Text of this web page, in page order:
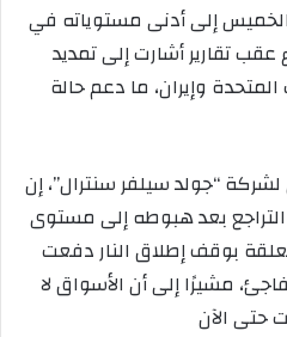
إلى أدنى مستوياته في
عقب تقارير أشارت إلى تمديد
وإيران، ما دعم حالة
لشركة “جولد سيلفر سنترال”، إن
بعد هبوطه إلى مستوى
المتعلقة بوقف إطلاق النار دفعت
مشيرًا إلى أن الأسواق لا
حتى الآن